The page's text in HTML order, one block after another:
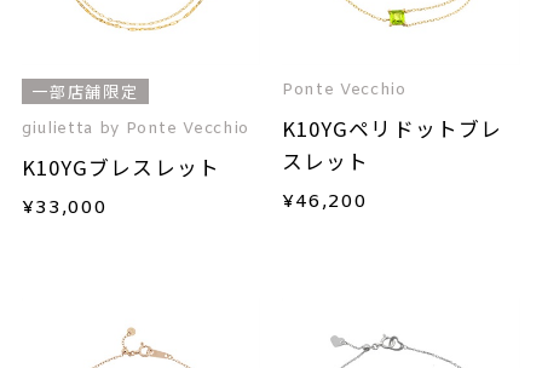
一部店舗限定
giulietta by Ponte Vecchio
K10YGブレスレット
¥33,000
Ponte Vecchio
K10YGペリドットブレ
スレット
¥46,200